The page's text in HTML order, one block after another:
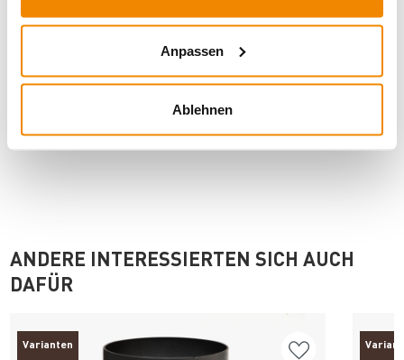
Anpassen
Ablehnen
Artikeldatenblatt drucken
Ofenrohr schwarz
ANDERE INTERESSIERTEN SICH AUCH
DAFÜR
Varianten